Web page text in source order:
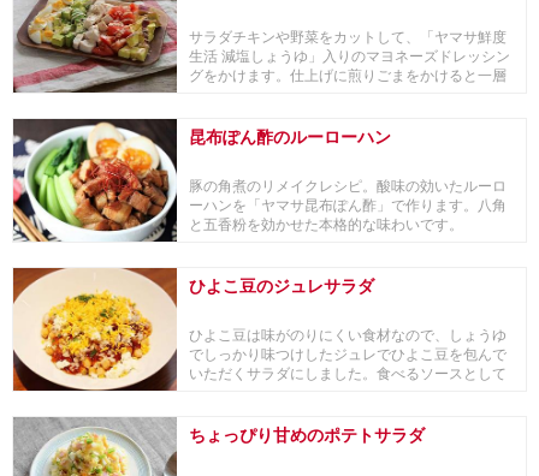
サラダチキンや野菜をカットして、「ヤマサ鮮度
生活 減塩しょうゆ」入りのマヨネーズドレッシン
グをかけます。仕上げに煎りごまをかけると一層
昆布ぽん酢のルーローハン
豚の角煮のリメイクレシピ。酸味の効いたルーロ
ーハンを「ヤマサ昆布ぽん酢」で作ります。八角
と五香粉を効かせた本格的な味わいです。
ひよこ豆のジュレサラダ
ひよこ豆は味がのりにくい食材なので、しょうゆ
でしっかり味つけしたジュレでひよこ豆を包んで
いただくサラダにしました。食べるソースとして
ちょっぴり甘めのポテトサラダ